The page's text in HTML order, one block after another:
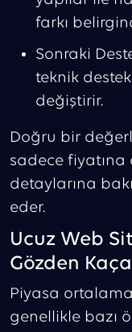
farkı
Sonraki
teknik
değiştirir.
Doğru bir
sadece
detaylarına
eder.
Ucuz Web
Gözden
Piyasa
genellikle bazı